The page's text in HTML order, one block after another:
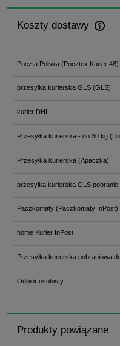
Koszty dostawy
Cena nie zawiera
Poczta Polska(Pocztex Kurier 48)
przesyłka kurierska GLS(GLS)
kurier DHL
Przesyłka kurierska - do 30 kg
Przesyłka kurierska (Apaczka)
przesyłka kurierska GLS pobranie
Paczkomaty(Paczkomaty InPost)
home Kurier InPost
Przesyłka kurierska pobraniowa
Odbiór osobisty
Produkty powiązane